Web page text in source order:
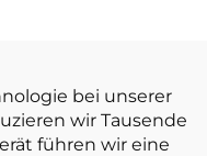
bei unserer
wir Tausende
führen wir eine